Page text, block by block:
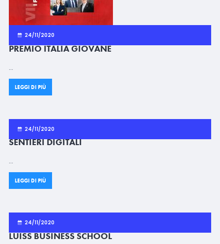
24/11/2020
PREMIO ITALIA GIOVANE
…
LEGGI DI PIÙ
24/11/2020
SENTIERI DIGITALI
…
LEGGI DI PIÙ
24/11/2020
LUISS BUSINESS SCHOOL